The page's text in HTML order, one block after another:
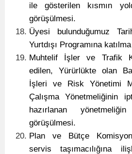
ile gösterilen kısmın
görüşülmesi.
Üyesi bulunduğumuz
Yurtdışı Programına
Muhtelif İşler ve Trafik
edilen, Yürürlükte olan
İşleri ve Risk Yönetimi
Çalışma Yönetmeliğinin
hazırlanan
görüşülmesi.
Plan ve Bütçe
servis taşımacılığına